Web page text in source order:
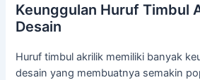
Keunggulan Huruf Timbul
Desain
Huruf timbul akrilik memiliki banyak
desain yang membuatnya semakin